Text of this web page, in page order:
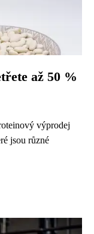
až 50 %
výprodej
jsou různé